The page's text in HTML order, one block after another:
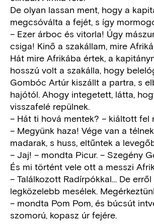
De olyan lassan ment, hogy a
megcsóválta a fejét, s így
– Ezer árboc és vitorla! Úgy
csiga! Kinő a szakállam, mire
Hát mire Afrikába értek, a
hosszú volt a szakálla, hogy
Gombóc Artúr kiszállt a partra, s
hajótól. Ahogy integetett, látta,
visszafelé repülnek.
– Hát ti hová mentek? – kiáltott fel
– Megyünk haza! Vége van a
madarak, s huss, eltűntek a
– Jaj! – mondta Picur. – Szegény
És mi történt vele ott a messzi
– Találkozott Radírpókkal… De erről
legközelebb mesélek.
– mondta Pom Pom, és búcsút
szomorú, kopasz úr fejére.